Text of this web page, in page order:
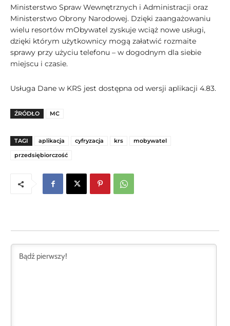
Ministerstwo Spraw Wewnętrznych i Administracji oraz
Ministerstwo Obrony Narodowej. Dzięki zaangażowaniu
wielu resortów mObywatel zyskuje wciąż nowe usługi,
dzięki którym użytkownicy mogą załatwić rozmaite
sprawy przy użyciu telefonu – w dogodnym dla siebie
miejscu i czasie.
Usługa Dane w KRS jest dostępna od wersji aplikacji 4.83.
ŹRÓDŁO MC
TAGI aplikacja cyfryzacja krs
mobywatel
przedsiębiorczość